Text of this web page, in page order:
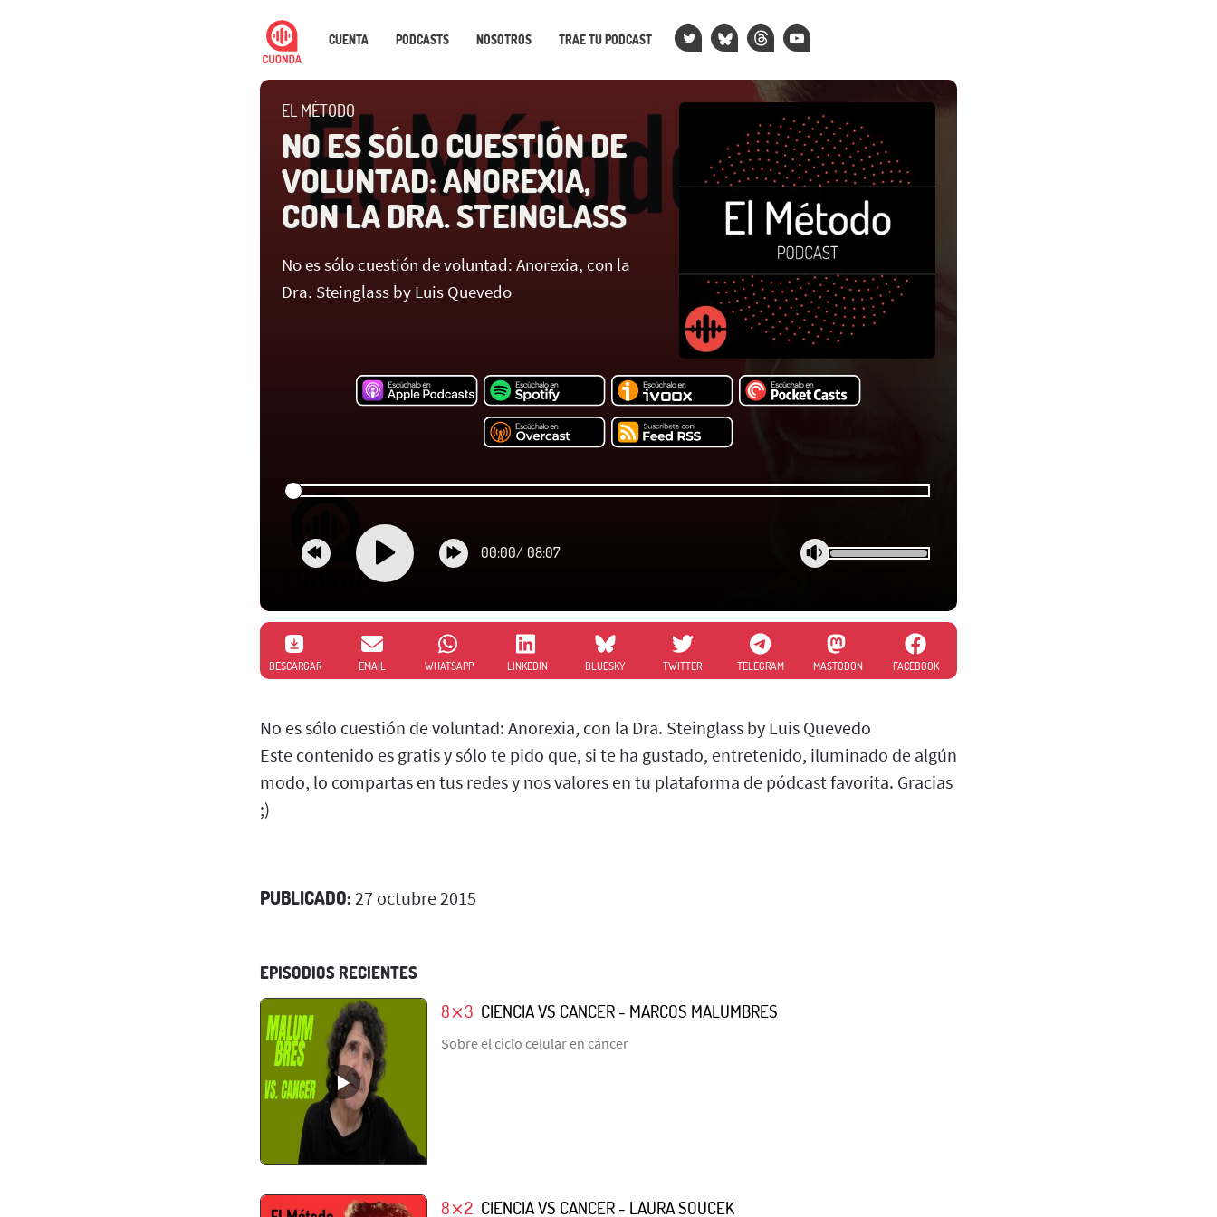
CUENTA PODCASTS NOSOTROS TRAE TU PODCAST
EL MÉTODO
NO ES SÓLO CUESTIÓN DE
VOLUNTAD: ANOREXIA,
CON LA DRA. STEINGLASS
No es sólo cuestión de voluntad: Anorexia, con la
Dra. Steinglass by Luis Quevedo
00:00/ 08:07
DESCARGAR EMAIL WHATSAPP LINKEDIN BLUESKY TWITTER TELEGRAM MASTODON FACEBOOK
No es sólo cuestión de voluntad: Anorexia, con la Dra. Steinglass by Luis Quevedo
Este contenido es gratis y sólo te pido que, si te ha gustado, entretenido, iluminado de algún
modo, lo compartas en tus redes y nos valores en tu plataforma de pódcast favorita. Gracias
;)
PUBLICADO: 27 octubre 2015
EPISODIOS RECIENTES
8⨯3 CIENCIA VS CANCER - MARCOS MALUMBRES
Sobre el ciclo celular en cáncer
8⨯2 CIENCIA VS CANCER - LAURA SOUCEK